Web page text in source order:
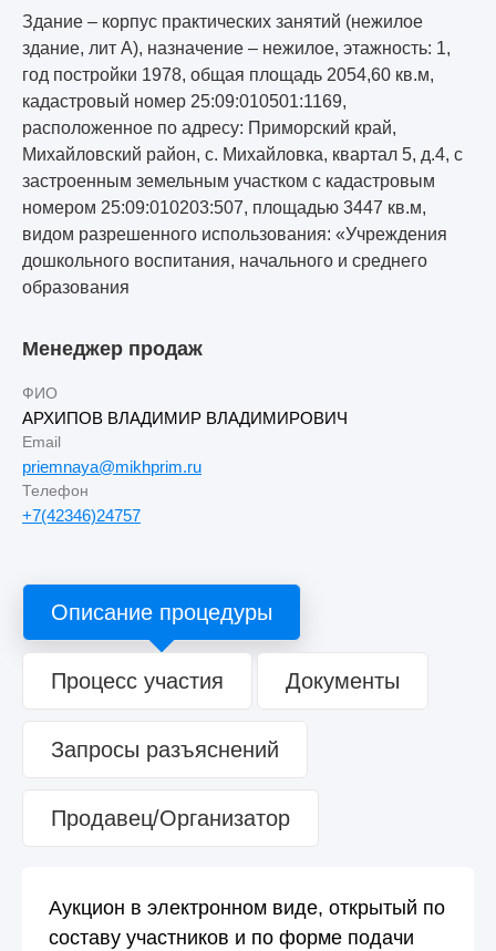
Здание – корпус практических занятий (нежилое
здание, лит А), назначение – нежилое, этажность: 1,
год постройки 1978, общая площадь 2054,60 кв.м,
кадастровый номер 25:09:010501:1169,
расположенное по адресу: Приморский край,
Михайловский район, с. Михайловка, квартал 5, д.4, с
застроенным земельным участком с кадастровым
номером 25:09:010203:507, площадью 3447 кв.м,
видом разрешенного использования: «Учреждения
дошкольного воспитания, начального и среднего
образования
Менеджер продаж
ФИО
АРХИПОВ ВЛАДИМИР ВЛАДИМИРОВИЧ
Email
priemnaya@mikhprim.ru
Телефон
+7(42346)24757
Описание процедуры
Процесс участия Документы
Запросы разъяснений
Продавец/Организатор
Аукцион в электронном виде, открытый по
составу участников и по форме подачи